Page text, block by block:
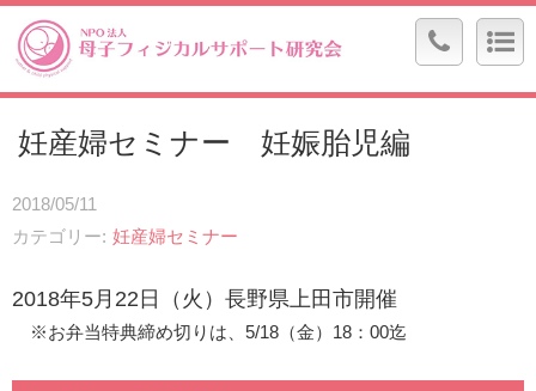
妊産婦セミナー 妊娠胎児編
2018/05/11
カテゴリー 妊産婦セミナー
2018年5月22日（火）長野県上田市開催
※お弁当特典締め切りは、5/18（金）18：00迄